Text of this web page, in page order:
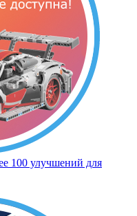
100 улучшений для